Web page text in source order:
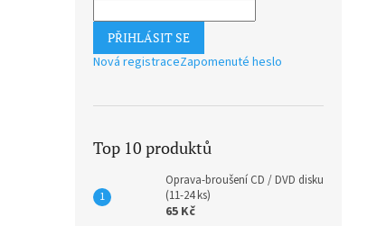
PŘIHLÁSIT SE
Nová registraceZapomenuté heslo
Top 10 produktů
Oprava-broušení CD / DVD disku
(11-24 ks)
65 Kč